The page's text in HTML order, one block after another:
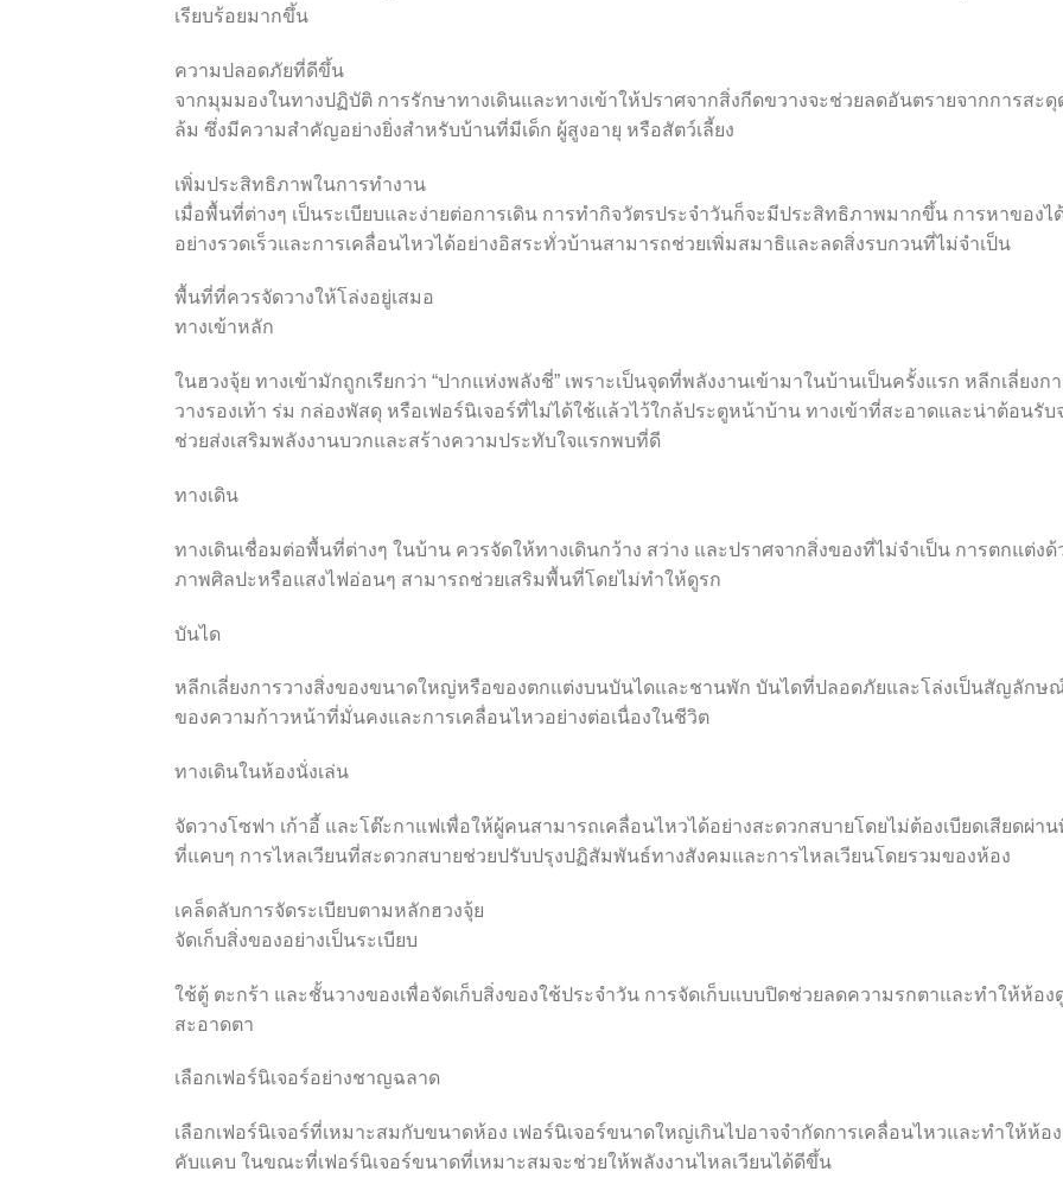
เรียบร้อยมากขึ้น
ความปลอดภัยที่ดีขึ้น
จากมุมมองในทางปฏิบัติ การรักษาทางเดินและทางเข้าให้ปราศจากสิ่งกีดขวางจะช่วยลดอันตรายจากการสะดุ
ล้ม ซึ่งมีความสำคัญอย่างยิ่งสำหรับบ้านที่มีเด็ก ผู้สูงอายุ หรือสัตว์เลี้ยง
เพิ่มประสิทธิภาพในการทำงาน
เมื่อพื้นที่ต่างๆ เป็นระเบียบและง่ายต่อการเดิน การทำกิจวัตรประจำวันก็จะมีประสิทธิภาพมากขึ้น การหาของได้
อย่างรวดเร็วและการเคลื่อนไหวได้อย่างอิสระทั่วบ้านสามารถช่วยเพิ่มสมาธิและลดสิ่งรบกวนที่ไม่จำเป็น
พื้นที่ที่ควรจัดวางให้โล่งอยู่เสมอ
ทางเข้าหลัก
ในฮวงจุ้ย ทางเข้ามักถูกเรียกว่า “ปากแห่งพลังชี่” เพราะเป็นจุดที่พลังงานเข้ามาในบ้านเป็นครั้งแรก หลีกเลี่ยงก
วางรองเท้า ร่ม กล่องพัสดุ หรือเฟอร์นิเจอร์ที่ไม่ได้ใช้แล้วไว้ใกล้ประตูหน้าบ้าน ทางเข้าที่สะอาดและน่าต้อนรับ
ช่วยส่งเสริมพลังงานบวกและสร้างความประทับใจแรกพบที่ดี
ทางเดิน
ทางเดินเชื่อมต่อพื้นที่ต่างๆ ในบ้าน ควรจัดให้ทางเดินกว้าง สว่าง และปราศจากสิ่งของที่ไม่จำเป็น การตกแต่งด้
ภาพศิลปะหรือแสงไฟอ่อนๆ สามารถช่วยเสริมพื้นที่โดยไม่ทำให้ดูรก
บันได
หลีกเลี่ยงการวางสิ่งของขนาดใหญ่หรือของตกแต่งบนบันไดและชานพัก บันไดที่ปลอดภัยและโล่งเป็นสัญลักษ
ของความก้าวหน้าที่มั่นคงและการเคลื่อนไหวอย่างต่อเนื่องในชีวิต
ทางเดินในห้องนั่งเล่น
จัดวางโซฟา เก้าอี้ และโต๊ะกาแฟเพื่อให้ผู้คนสามารถเคลื่อนไหวได้อย่างสะดวกสบายโดยไม่ต้องเบียดเสียดผ่า
ที่แคบๆ การไหลเวียนที่สะดวกสบายช่วยปรับปรุงปฏิสัมพันธ์ทางสังคมและการไหลเวียนโดยรวมของห้อง
เคล็ดลับการจัดระเบียบตามหลักฮวงจุ้ย
จัดเก็บสิ่งของอย่างเป็นระเบียบ
ใช้ตู้ ตะกร้า และชั้นวางของเพื่อจัดเก็บสิ่งของใช้ประจำวัน การจัดเก็บแบบปิดช่วยลดความรกตาและทำให้ห้อง
สะอาดตา
เลือกเฟอร์นิเจอร์อย่างชาญฉลาด
เลือกเฟอร์นิเจอร์ที่เหมาะสมกับขนาดห้อง เฟอร์นิเจอร์ขนาดใหญ่เกินไปอาจจำกัดการเคลื่อนไหวและทำให้ห้อ
คับแคบ ในขณะที่เฟอร์นิเจอร์ขนาดที่เหมาะสมจะช่วยให้พลังงานไหลเวียนได้ดีขึ้น